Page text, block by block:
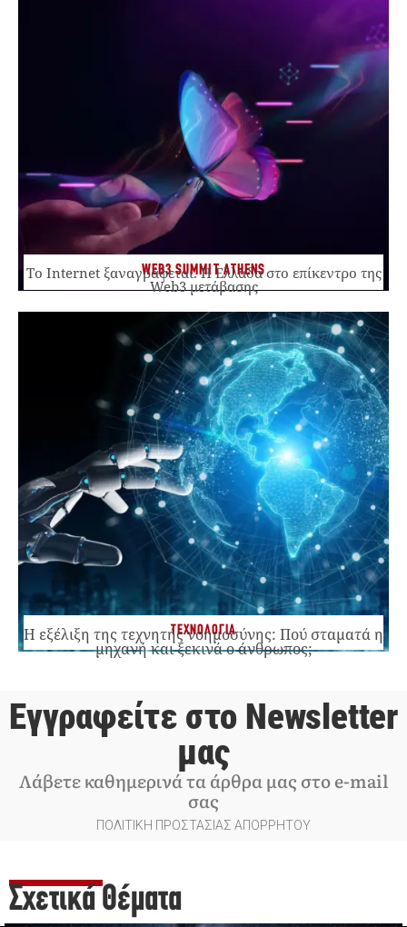
WEB3 SUMMIT ATHENS
Το Internet ξαναγράφεται. Η Ελλάδα στο επίκεντρο της
Web3 μετάβασης
ΤΕΧΝΟΛΟΓΙΑ
Η εξέλιξη της τεχνητής νοημοσύνης: Πού σταματά η
μηχανή και ξεκινά ο άνθρωπος;
Εγγραφείτε στο Newsletter
μας
Λάβετε καθημερινά τα άρθρα μας στο e-mail
σας
ΠΟΛΙΤΙΚΗ ΠΡΟΣΤΑΣΙΑΣ ΑΠΟΡΡΗΤΟΥ
Σχετικά Θέματα